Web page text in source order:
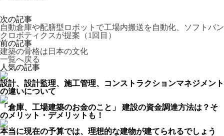
次の記事
自動倉庫や配膳型ロボットで工場内搬送を自動化、ソフトバン
クロボティクスが提案（1回目）
前の記事
建築の骨格は日本の文化
一覧へ戻る
人気の記事
設計、設計監理、施工管理、コンストラクションマネジメント
の違いについて
「倉庫、工場建築のお金のこと」 建設の資金調達方法は？そ
のメリット・デメリットも！
本当に現在の予算では、理想的な建物が建てられるでしょう